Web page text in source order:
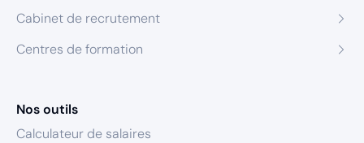
Cabinet de recrutement
Centres de formation
Nos outils
Calculateur de salaires